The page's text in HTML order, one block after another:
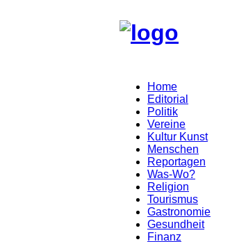
Home
Editorial
Politik
Vereine
Kultur Kunst
Menschen
Reportagen
Was-Wo?
Religion
Tourismus
Gastronomie
Gesundheit
Finanz